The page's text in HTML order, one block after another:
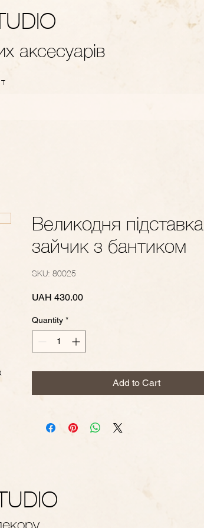
аксесуарів
Великодня підставка
зайчик з бантиком
SKU: 80025
UAH 430.00Price
Quantity *
Add to Cart